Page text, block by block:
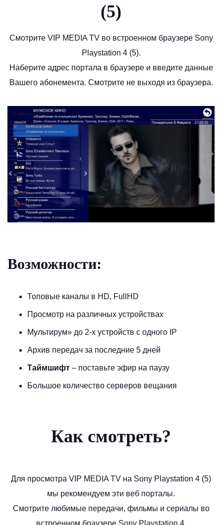
(5)
Смотрите VIP MEDIA TV во встроенном браузере Sony
Playstation 4 (5).
Наберите адрес портала в браузере и введите данные
Вашего абонемента. Смотрите не выходя из браузера.
Возможности:
Топовые каналы в HD, FullHD
Просмотр на различных устройствах
Мультирум» до 2-х устройств с одного IP
Архив передач за последние 5 дней
Таймшифт – поставьте эфир на паузу
Большое количество серверов вещания
Как смотреть?
Для просмотра VIP MEDIA TV на Sony Playstation 4 (5)
мы рекомендуем эти веб порталы.
Смотрите любимые передачи, фильмы и сериалы во
встроенном браузере Sony Playstation 4.